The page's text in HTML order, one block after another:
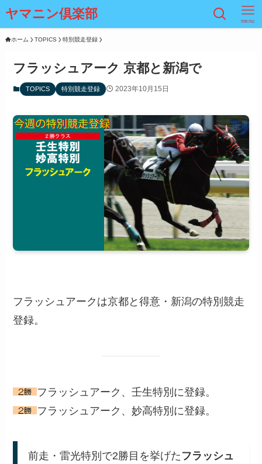
ヤマニン倶楽部 menu
ホーム TOPICS 特別競走登録
フラッシュアーク 京都と新潟で
TOPICS 特別競走登録 2023年10月15日
フラッシュアークは京都と得意・新潟の特別競走
登録。
フラッシュアーク、壬生特別に登録。
フラッシュアーク、妙高特別に登録。
前走・雷光特別で2勝目を挙げた フラッシュ